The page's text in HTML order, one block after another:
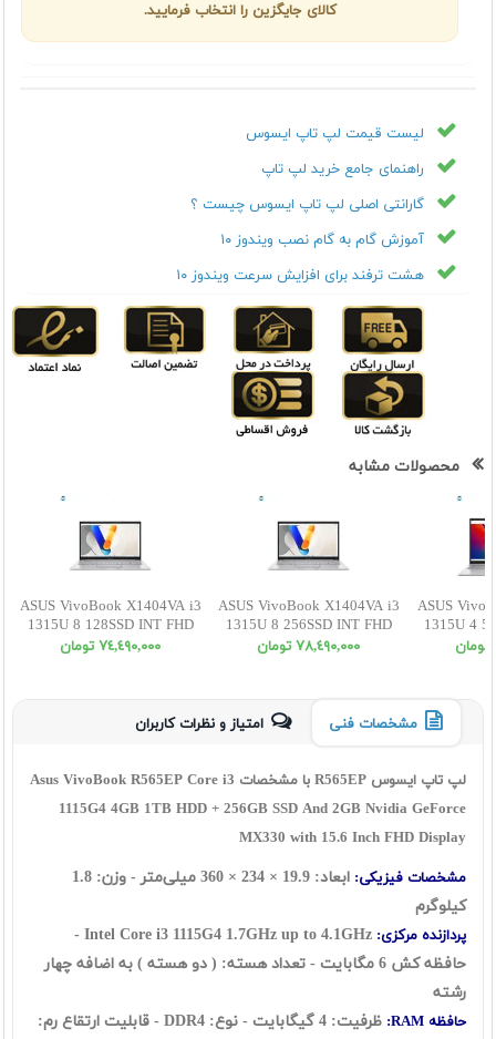
کالای جایگزین را انتخاب فرمایید.
لیست قیمت لپ تاپ ایسوس
راهنمای جامع خرید لپ تاپ
گارانتی اصلی لپ تاپ ایسوس چیست ؟
آموزش گام به گام نصب ویندوز ۱۰
هشت ترفند برای افزایش سرعت ویندوز ۱۰
محصولات مشابه
ASUS VivoBook X1404VA i3
1315U 8 128SSD INT FHD
٧٤,٤٩٠,٠٠٠ تومان
ASUS VivoBook X1404VA i3
1315U 8 256SSD INT FHD
٧٨,٤٩٠,٠٠٠ تومان
ASUS
1315U 4
مشخصات فنی امتیاز و نظرات کاربران
لپ تاپ ایسوس R565EP با مشخصات Asus VivoBook R565EP Core i3
1115G4 4GB 1TB HDD + 256GB SSD And 2GB Nvidia GeForce
MX330 with 15.6 Inch FHD Display
مشخصات فیزیکی: ابعاد: 19.9
×
234
×
360
میلی‌متر - وزن: 1.8
کیلوگرم
پردازنده مرکزی:
Intel Core i3 1115G4 1.7GHz up to 4.1GHz -
حافظه کش 6 مگابایت - تعداد هسته: ( دو هسته ) به اضافه چهار
رشته
حافظه RAM:
ظرفیت: 4 گيگابايت - نوع: DDR4 - قابلیت ارتقاع رم: